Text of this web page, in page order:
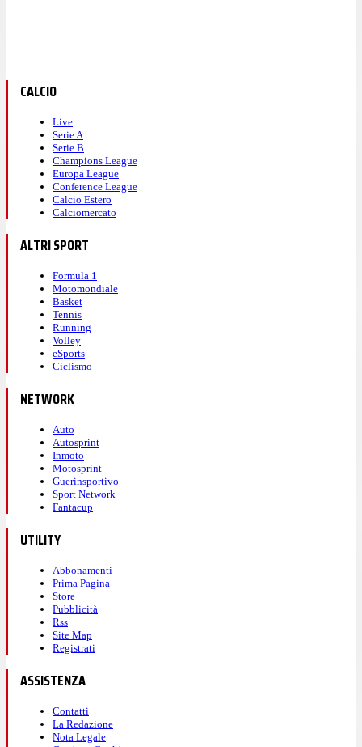
CALCIO
Live
Serie A
Serie B
Champions League
Europa League
Conference League
Calcio Estero
Calciomercato
ALTRI SPORT
Formula 1
Motomondiale
Basket
Tennis
Running
Volley
eSports
Ciclismo
NETWORK
Auto
Autosprint
Inmoto
Motosprint
Guerinsportivo
Sport Network
Fantacup
UTILITY
Abbonamenti
Prima Pagina
Store
Pubblicità
Rss
Site Map
Registrati
ASSISTENZA
Contatti
La Redazione
Nota Legale